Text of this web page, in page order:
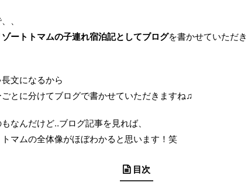
、
ートトマムの子連れ宿泊記としてブログを書かせていただき
文になるから
とに分けてブログで書かせていただきますね♫
なんだけど‥ブログ記事を見れば、
マムの全体像がほぼわかると思います！笑
目次